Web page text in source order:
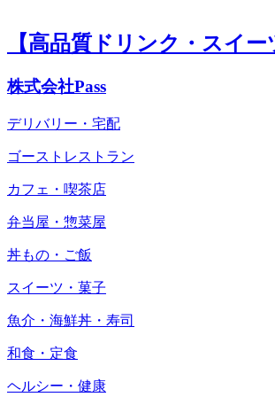
【高品質ドリンク・スイ
株式会社Pass
デリバリー・宅配
ゴーストレストラン
カフェ・喫茶店
弁当屋・惣菜屋
丼もの・ご飯
スイーツ・菓子
魚介・海鮮丼・寿司
和食・定食
ヘルシー・健康